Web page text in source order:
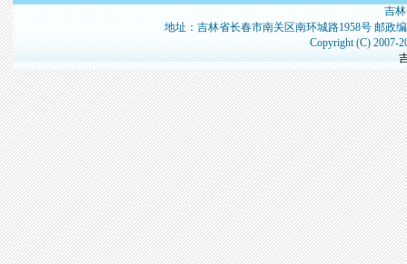
吉
地址：吉林省长春市南关区南环城路1958号 邮政
Copyright (C) 2007-